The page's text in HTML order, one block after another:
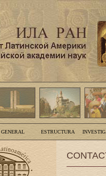
GENERAL ESTRUCTURA